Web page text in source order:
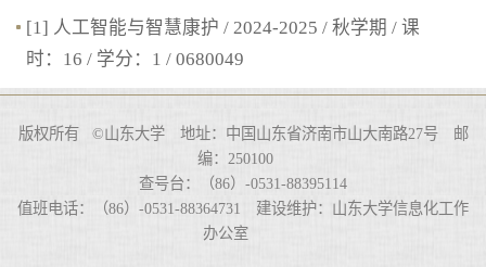
[1] 人工智能与智慧康护 / 2024-2025 / 秋学期 / 课
时：16 / 学分：1 / 0680049
版权所有 ©山东大学 地址：中国山东省济南市山大南路27号 邮
编：250100
查号台：（86）-0531-88395114
值班电话：（86）-0531-88364731 建设维护：山东大学信息化工作
办公室